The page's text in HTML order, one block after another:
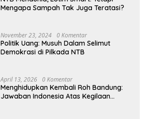
Mengapa Sampah Tak Juga Teratasi?
November 23, 2024 0 Komentar
Politik Uang: Musuh Dalam Selimut
Demokrasi di Pilkada NTB
April 13, 2026 0 Komentar
Menghidupkan Kembali Roh Bandung:
Jawaban Indonesia Atas Kegilaan